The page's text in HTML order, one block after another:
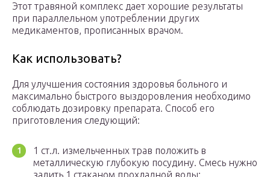
Этот травяной комплекс дает хорошие результаты
при параллельном употреблении других
медикаментов, прописанных врачом.
Как использовать?
Для улучшения состояния здоровья больного и
максимально быстрого выздоровления необходимо
соблюдать дозировку препарата. Способ его
приготовления следующий:
1 ст.л. измельченных трав положить в
металлическую глубокую посудину. Смесь нужно
залить 1 стаканом прохладной воды;